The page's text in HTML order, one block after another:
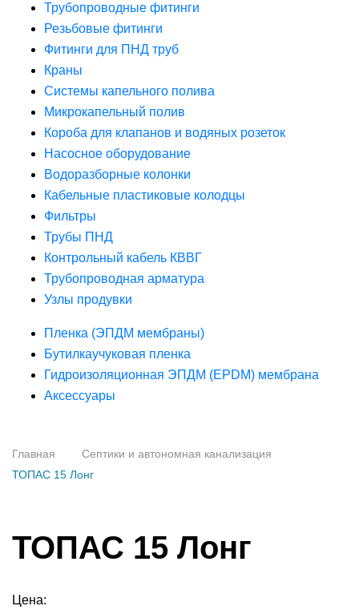
Трубопроводные фитинги
Резьбовые фитинги
Фитинги для ПНД труб
Краны
Системы капельного полива
Микрокапельный полив
Короба для клапанов и водяных розеток
Насосное оборудование
Водоразборные колонки
Кабельные пластиковые колодцы
Фильтры
Трубы ПНД
Контрольный кабель КВВГ
Трубопроводная арматура
Узлы продувки
Пленка (ЭПДМ мембраны)
Бутилкаучуковая пленка
Гидроизоляционная ЭПДМ (EPDM) мембрана
Аксессуары
Главная
Септики и автономная канализация
ТОПАС 15 Лонг
ТОПАС 15 Лонг
Цена: